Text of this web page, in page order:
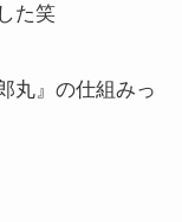
た笑
丸』の仕組みっ